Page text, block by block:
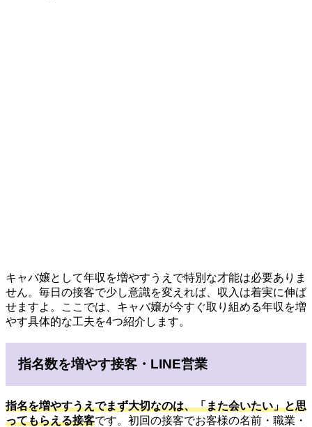
キャバ嬢として年収を増やすうえで特別な才能は必要ありま
せん。毎日の接客で少し意識を変えれば、収入は着実に伸ば
せますよ。ここでは、キャバ嬢が今すぐ取り組める年収を増
やす具体的な工夫を4つ紹介します。
指名数を増やす接客・LINE営業
指名を増やすうえでまず大切なのは、「また会いたい」と思
ってもらえる接客です。初回の接客でお客様の名前・職業・